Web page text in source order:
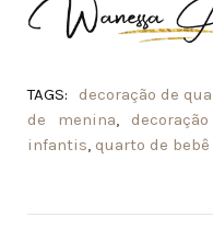
TAGS: decoração de
de menina,
infantis, quarto de bebê